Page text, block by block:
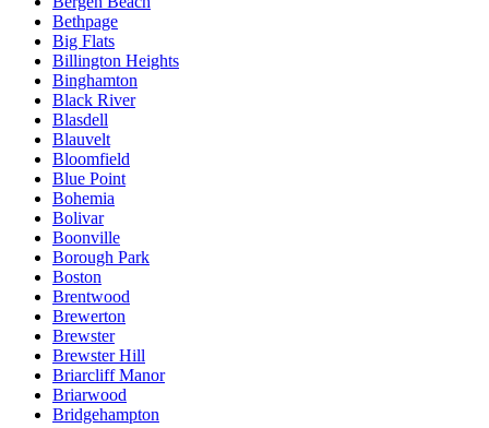
Bethpage
Big Flats
Billington Heights
Binghamton
Black River
Blasdell
Blauvelt
Bloomfield
Blue Point
Bohemia
Bolivar
Boonville
Borough Park
Boston
Brentwood
Brewerton
Brewster
Brewster Hill
Briarcliff Manor
Briarwood
Bridgehampton